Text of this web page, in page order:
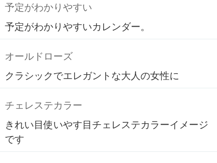
予定がわかりやすい
予定がわかりやすいカレンダー。
オールドローズ
クラシックでエレガントな大人の女性に
チェレステカラー
きれい目使いやす目チェレステカラーイメージ
です